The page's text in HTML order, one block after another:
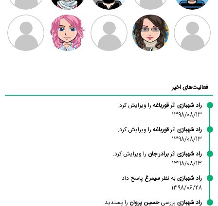
سامان راحمی امیردلتا امیروو ملیکا منتظری عارفه داستانپور
فعالیت‌های اخیر
راد شهبازی اثرقورباغه را ویرایش کرد.
1398/08/13
راد شهبازی اثرقورباغه را ویرایش کرد.
1398/08/13
راد شهبازی اثربرادر جان را ویرایش کرد.
1398/08/13
راد شهبازیبه نظرسیمرغ پاسخ داد.
1398/06/28
راد شهبازیبررسیحسین پروان را پسندید.